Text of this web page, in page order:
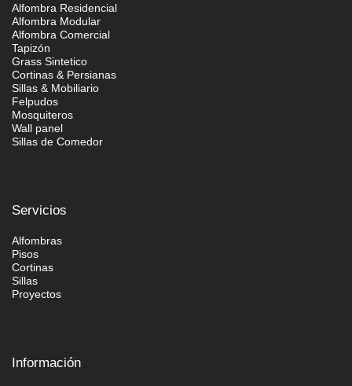
Alfombra Residencial
Alfombra Modular
Alfombra Comercial
Tapizón
Grass Sintetico
Cortinas & Persianas
Sillas & Mobiliario
Felpudos
Mosquiteros
Wall panel
Sillas de Comedor
Servicios
Alfombras
Pisos
Cortinas
Sillas
Proyectos
Información